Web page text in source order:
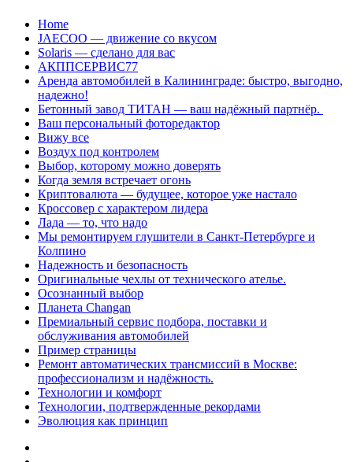
Перейти
содержанию
Home
JAECOO — движение со вкусом
Solaris — сделано для вас
АКППСЕРВИС77
Аренда автомобилей в Калининграде: быстро, выгодно,
надежно!
Бетонный завод ТИТАН — ваш надёжный партнёр.
Ваш персональный фоторедактор
Вижу все
Воздух под контролем
Выбор, которому можно доверять
Когда земля встречает огонь
Криптовалюта — будущее, которое уже настало
Кроссовер с характером лидера
Лада — то, что надо
Мы ремонтируем глушители в Санкт-Петербурге и
Колпино
Надежность и безопасность
Оригинальные чехлы от технического ателье.
Осознанный выбор
Планета Changan
Премиальный сервис подбора, поставки и
обслуживания автомобилей
Пример страницы
Ремонт автоматических трансмиссий в Москве:
профессионализм и надёжность.
Технологии и комфорт
Технологии, подтвержденные рекордами
Эволюция как принцип